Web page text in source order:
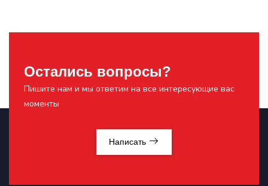
Остались вопросы?
Пишите нам и мы ответим на все интересующие вас
моменты
Написать